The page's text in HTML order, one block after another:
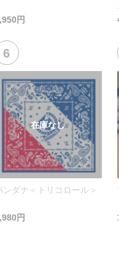
円
ンダナ＜トリコロール＞
円